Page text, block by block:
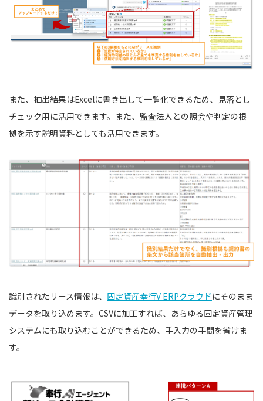
また、抽出結果はExcelに書き出して一覧化できるため、見落とし
チェック用に活用できます。また、監査法人との照会や判定の根
拠を示す説明資料としても活用できます。
識別されたリース情報は、 固定資産奉行V ERPクラウドにそのまま
データを取り込めます。CSVに加工すれば、あらゆる固定資産管理
システムにも取り込むことができるため、手入力の手間を省けま
す。